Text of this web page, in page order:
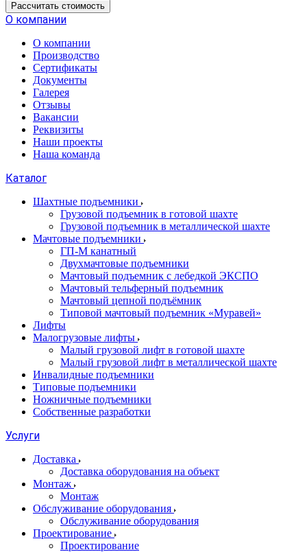
Рассчитать стоимость
О компании
О компании
Производство
Сертификаты
Документы
Галерея
Отзывы
Вакансии
Реквизиты
Наши проекты
Наша команда
Каталог
Шахтные подъемники
Грузовой подъемник в готовой шахте
Грузовой подъемник в металлической шахте
Мачтовые подъемники
ГП-М канатный
Двухмачтовые подъемники
Мачтовый подъемник с лебедкой ЭКСПО
Мачтовый тельферный подъемник
Мачтовый цепной подъёмник
Типовой мачтовый подъемник «Муравей»
Лифты
Малогрузовые лифты
Малый грузовой лифт в готовой шахте
Малый грузовой лифт в металлической шахте
Инвалидные подъемники
Типовые подъемники
Ножничные подъемники
Собственные разработки
Услуги
Доставка
Доставка оборудования на объект
Монтаж
Монтаж
Обслуживание оборудования
Обслуживание оборудования
Проектирование
Проектирование